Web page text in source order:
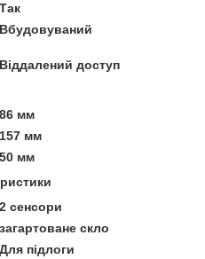
Так
Вбудовуваний
Віддалений доступ
86 мм
157 мм
50 мм
2 сенсори
загартоване скло
Для підлоги